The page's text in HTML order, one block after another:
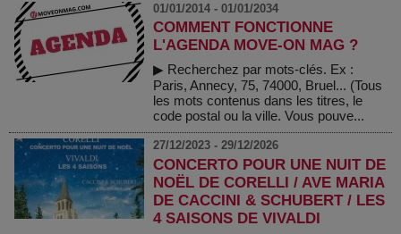
01/01/2014 - 01/01/2034
COMMENT FONCTIONNE
L'AGENDA MOVE-ON MAG ?
▶ Recherchez par mots-clés. Ex :
Paris, Annecy, 75, 74000, Bruel... (Tous
les mots contenus dans les titres, le
code postal ou la ville. Vous pouve...
27/12/2023 - 29/12/2026
CONCERTO POUR UNE NUIT DE
NOËL DE CORELLI / AVE MARIA
DE CACCINI & SCHUBERT / LES
4 SAISONS DE VIVALDI